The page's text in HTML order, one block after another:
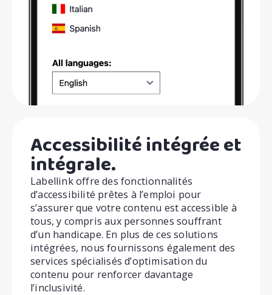
Accessibilité intégrée et
intégrale.
Labellink offre des fonctionnalités
d’accessibilité prêtes à l’emploi pour
s’assurer que votre contenu est accessible à
tous, y compris aux personnes souffrant
d’un handicape. En plus de ces solutions
intégrées, nous fournissons également des
services spécialisés d’optimisation du
contenu pour renforcer davantage
l’inclusivité.